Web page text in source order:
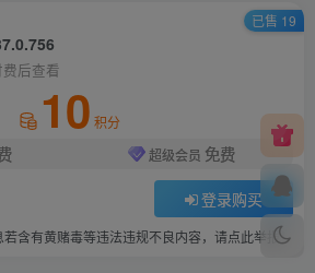
后查看
10 积分
超级会员 免费
登录购买
若含有黄赌毒等违法违规不良内容，请点此举报！
已售 19